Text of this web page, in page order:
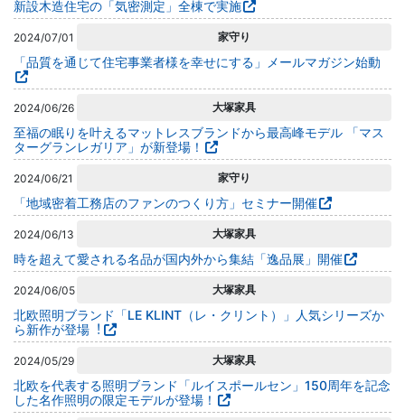
新設木造住宅の「気密測定」全棟で実施
2024/07/01 家守り
「品質を通じて住宅事業者様を幸せにする」メールマガジン始動
2024/06/26 大塚家具
至福の眠りを叶えるマットレスブランドから最高峰モデル 「マス
ターグランレガリア」が新登場！
2024/06/21 家守り
「地域密着工務店のファンのつくり方」セミナー開催
2024/06/13 大塚家具
時を超えて愛される名品が国内外から集結「逸品展」開催
2024/06/05 大塚家具
北欧照明ブランド「LE KLINT（レ・クリント）」⼈気シリーズか
ら新作が登場︕
2024/05/29 大塚家具
北欧を代表する照明ブランド「ルイスポールセン」150周年を記念
した名作照明の限定モデルが登場！